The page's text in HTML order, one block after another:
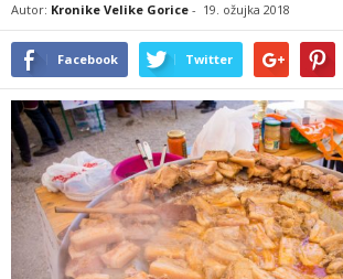
Autor: Kronike Velike Gorice - 19. ožujka 2018
Facebook Twitter